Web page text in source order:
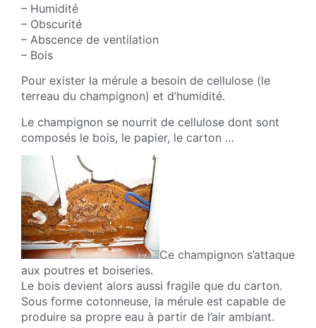
– Humidité
– Obscurité
– Abscence de ventilation
– Bois
Pour exister la mérule a besoin de cellulose (le
terreau du champignon) et d’humidité.
Le champignon se nourrit de cellulose dont sont
composés le bois, le papier, le carton …
Ce champignon s’attaque
aux poutres et boiseries.
Le bois devient alors aussi fragile que du carton.
Sous forme cotonneuse, la mérule est capable de
produire sa propre eau à partir de l’air ambiant.